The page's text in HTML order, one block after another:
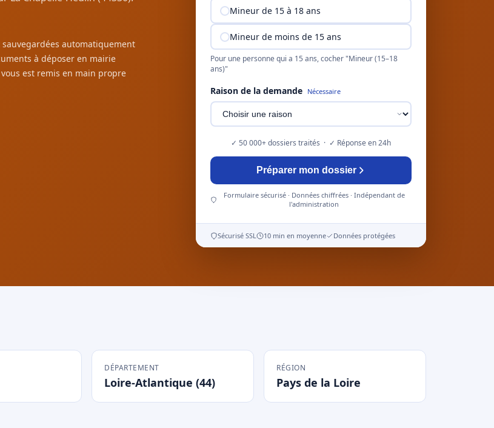
automatiquement
à déposer en mairie
est remis en main propre
Mineur de 15 à 18 ans
Mineur de moins de 15 ans
Pour une personne qui a 15 ans, cocher "Mineur (15–18
ans)"
Raison de la demande Nécessaire
✓ 50 000+ dossiers traités · ✓ Réponse en 24h
Préparer mon dossier
Formulaire sécurisé · Données chiffrées · Indépendant de
l'administration
Sécurisé SSL 10 min en moyenne Données protégées
DÉPARTEMENT
Loire-Atlantique (44)
RÉGION
Pays de la Loire